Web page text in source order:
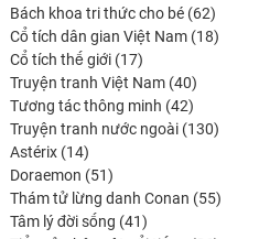
produits
Bách khoa tri thức cho bé 6262
produits
Cổ tích dân gian Việt Nam 1818
Cổ tích thế giới 1717
produits
Truyện tranh Việt Nam 4040
produits
Tương tác thông minh 4242
produits
Truyện tranh nước ngoài 130130
Astérix 1414
produits
Doraemon 5151
produits
Thám tử lừng danh Conan 5555
Tâm lý đời sống 4141